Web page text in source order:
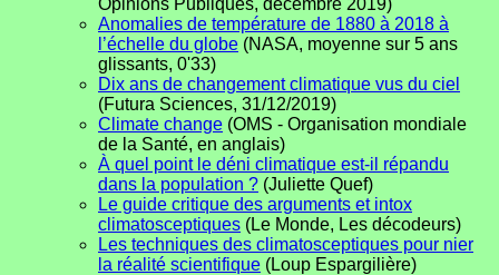
Opinions Publiques, décembre 2019)
Anomalies de température de 1880 à 2018 à
l’échelle du globe (NASA, moyenne sur 5 ans
glissants, 0'33)
Dix ans de changement climatique vus du ciel
(Futura Sciences, 31/12/2019)
Climate change (OMS - Organisation mondiale
de la Santé, en anglais)
À quel point le déni climatique est-il répandu
dans la population ? (Juliette Quef)
Le guide critique des arguments et intox
climatosceptiques (Le Monde, Les décodeurs)
Les techniques des climatosceptiques pour nier
la réalité scientifique (Loup Espargilière)